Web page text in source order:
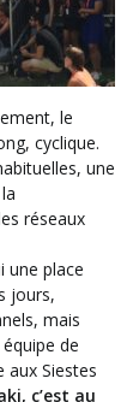
le
cyclique.
une
réseaux
une place
jours,
mais
de
aux Siestes
c’est au